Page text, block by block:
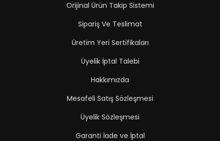
Orijinal Ürün Takip Sistemi
Sipariş Ve Teslimat
Üretim Yeri Sertifikaları
Üyelik İptal Talebi
Hakkımızda
Mesafeli Satış Sözleşmesi
Üyelik Sözleşmesi
Garanti İade ve İptal